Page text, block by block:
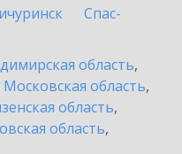
Спас-
область,
область,
область,
область,